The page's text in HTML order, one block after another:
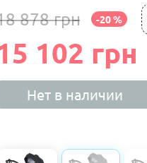
878 грн -20 %
102 грн
Нет в наличии